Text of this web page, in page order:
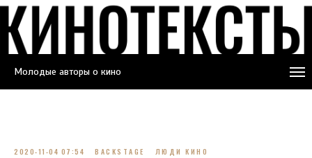
Молодые авторы о кино
2020-11-04 07:54 BACKSTAGE ЛЮДИ КИНО